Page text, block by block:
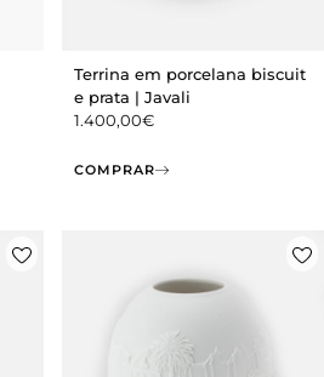
Terrina em porcelana biscuit
e prata | Javali
1.400,00€
COMPRAR